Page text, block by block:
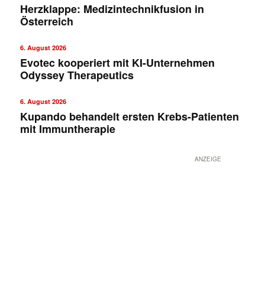
Herzklappe: Medizintechnikfusion in
Österreich
6. August 2026
Evotec kooperiert mit KI-Unternehmen
Odyssey Therapeutics
6. August 2026
Kupando behandelt ersten Krebs-Patienten
mit Immuntherapie
ANZEIGE